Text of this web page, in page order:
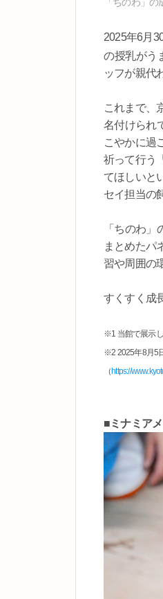
「ちのわ」
2025年6月
の授乳がう
ッフが親代
これまで、
名付けられ
こやかに過
祈って行う
てほしいと
セイ担当の
「ちのわ
まとめたパ
習や周囲の
すくすく成
※1 当館で展示
※2 2025年8月5
（https://
■ミナミア